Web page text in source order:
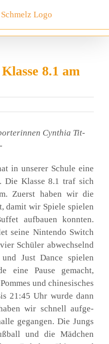
8.1 am
Cyn­thia Tit­
in unse­rer Schu­le eine
Die Klas­se 8.1 traf sich
Zuerst haben wir die
damit wir Spie­le spie­len
auf­bau­en konn­ten.
sei­ne Nin­ten­do Switch
Schü­ler abwech­selnd
Just Dance spie­len
eine Pau­se gemacht,
und chi­ne­si­sches
21:45 Uhr wur­de dann
wir schnell auf­ge­
gegan­gen. Die Jungs
und die Mäd­chen